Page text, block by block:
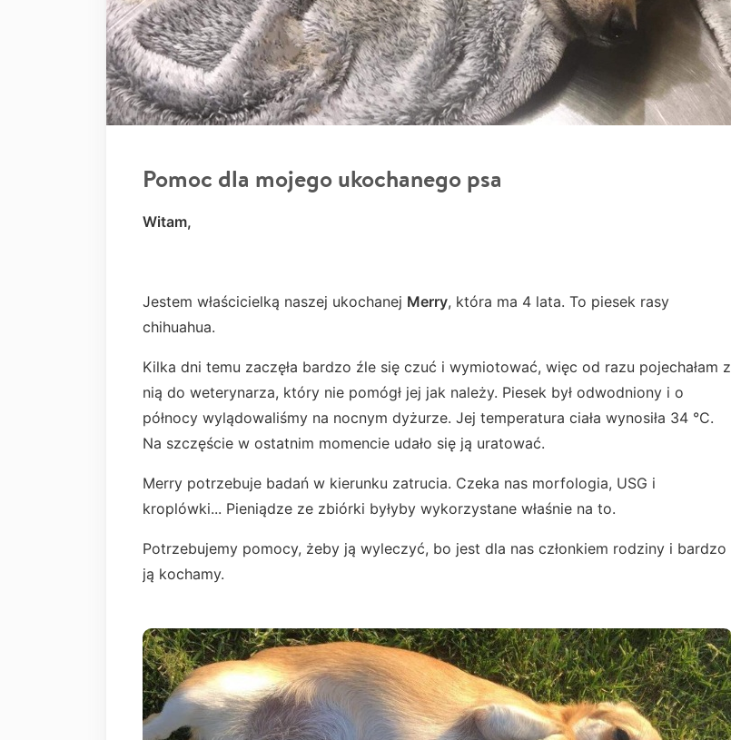
Pomoc dla mojego ukochanego psa
Witam,
Jestem właścicielką naszej ukochanej Merry, która ma 4 lata. To piesek rasy
chihuahua.
Kilka dni temu zaczęła bardzo źle się czuć i wymiotować, więc od razu pojechałam z
nią do weterynarza, który nie pomógł jej jak należy. Piesek był odwodniony i o
północy wylądowaliśmy na nocnym dyżurze. Jej temperatura ciała wynosiła 34 °C.
Na szczęście w ostatnim momencie udało się ją uratować.
Merry potrzebuje badań w kierunku zatrucia. Czeka nas morfologia, USG i
kroplówki... Pieniądze ze zbiórki byłyby wykorzystane właśnie na to.
Potrzebujemy pomocy, żeby ją wyleczyć, bo jest dla nas członkiem rodziny i bardzo
ją kochamy.